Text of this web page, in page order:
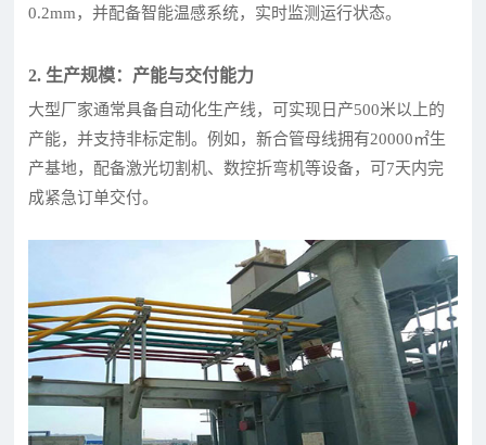
0.2mm，并配备智能温感系统，实时监测运行状态。
2. 生产规模：产能与交付能力
大型厂家通常具备自动化生产线，可实现日产500米以上的
产能，并支持非标定制。例如，新合管母线拥有20000㎡生
产基地，配备激光切割机、数控折弯机等设备，可7天内完
成紧急订单交付。